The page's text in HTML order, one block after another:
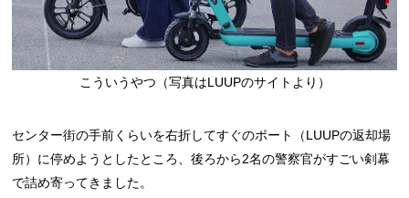
こういうやつ（写真はLUUPのサイトより）
センター街の手前くらいを右折してすぐのポート（LUUPの返却場
所）に停めようとしたところ、後ろから2名の警察官がすごい剣幕
で詰め寄ってきました。